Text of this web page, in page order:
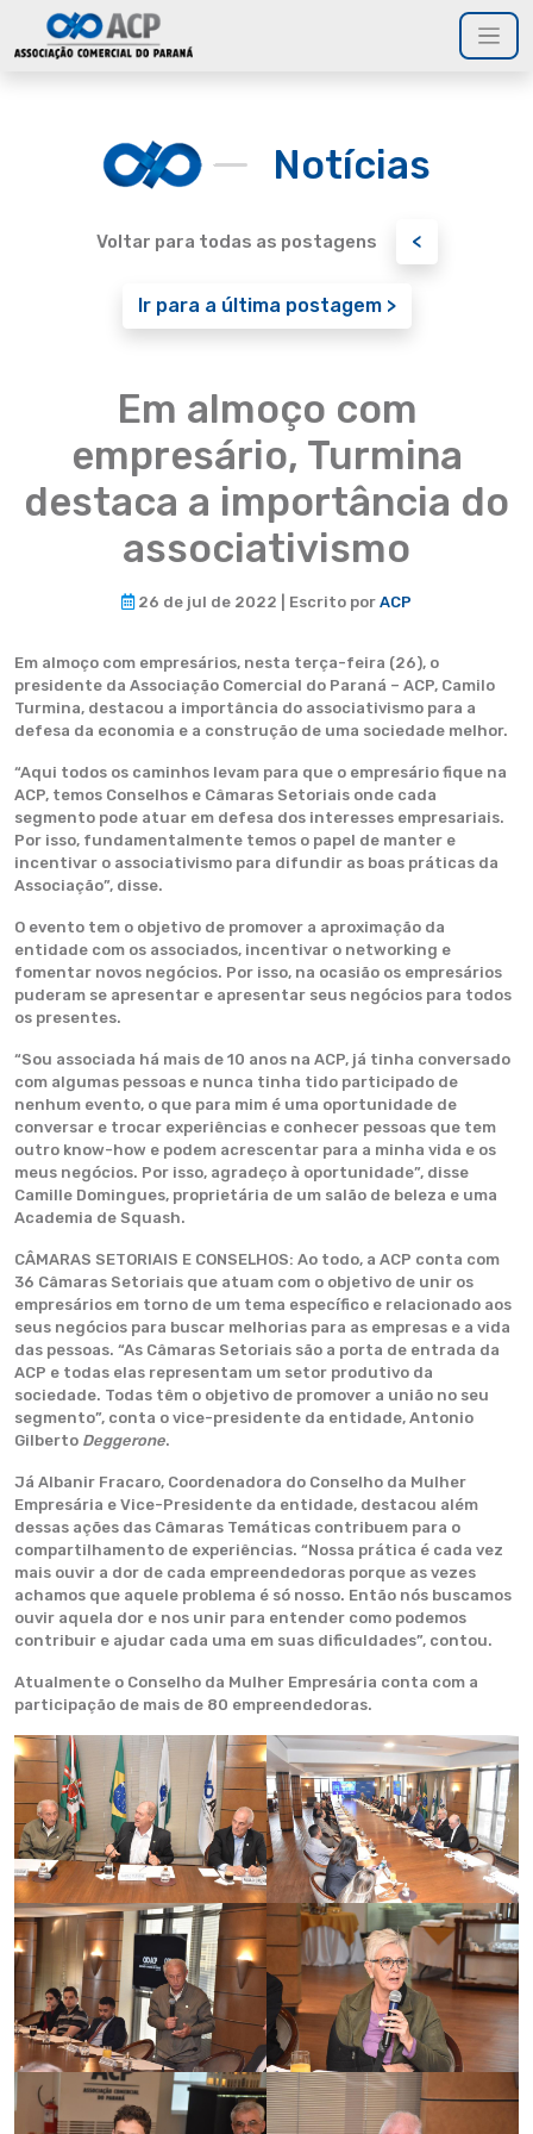
Notícias
Voltar para todas as postagens <
Ir para a última postagem >
Em almoço com
empresário, Turmina
destaca a importância do
associativismo
26 de jul de 2022 | Escrito por ACP
Em almoço com empresários, nesta terça-feira (26), o
presidente da Associação Comercial do Paraná – ACP, Camilo
Turmina, destacou a importância do associativismo para a
defesa da economia e a construção de uma sociedade melhor.
“Aqui todos os caminhos levam para que o empresário fique na
ACP, temos Conselhos e Câmaras Setoriais onde cada
segmento pode atuar em defesa dos interesses empresariais.
Por isso, fundamentalmente temos o papel de manter e
incentivar o associativismo para difundir as boas práticas da
Associação”, disse.
O evento tem o objetivo de promover a aproximação da
entidade com os associados, incentivar o networking e
fomentar novos negócios. Por isso, na ocasião os empresários
puderam se apresentar e apresentar seus negócios para todos
os presentes.
“Sou associada há mais de 10 anos na ACP, já tinha conversado
com algumas pessoas e nunca tinha tido participado de
nenhum evento, o que para mim é uma oportunidade de
conversar e trocar experiências e conhecer pessoas que tem
outro know-how e podem acrescentar para a minha vida e os
meus negócios. Por isso, agradeço à oportunidade”, disse
Camille Domingues, proprietária de um salão de beleza e uma
Academia de Squash.
CÂMARAS SETORIAIS E CONSELHOS: Ao todo, a ACP conta com
36 Câmaras Setoriais que atuam com o objetivo de unir os
empresários em torno de um tema específico e relacionado aos
seus negócios para buscar melhorias para as empresas e a vida
das pessoas. “As Câmaras Setoriais são a porta de entrada da
ACP e todas elas representam um setor produtivo da
sociedade. Todas têm o objetivo de promover a união no seu
segmento”, conta o vice-presidente da entidade, Antonio
Gilberto Deggerone.
Já Albanir Fracaro, Coordenadora do Conselho da Mulher
Empresária e Vice-Presidente da entidade, destacou além
dessas ações das Câmaras Temáticas contribuem para o
compartilhamento de experiências. “Nossa prática é cada vez
mais ouvir a dor de cada empreendedoras porque as vezes
achamos que aquele problema é só nosso. Então nós buscamos
ouvir aquela dor e nos unir para entender como podemos
contribuir e ajudar cada uma em suas dificuldades”, contou.
Atualmente o Conselho da Mulher Empresária conta com a
participação de mais de 80 empreendedoras.